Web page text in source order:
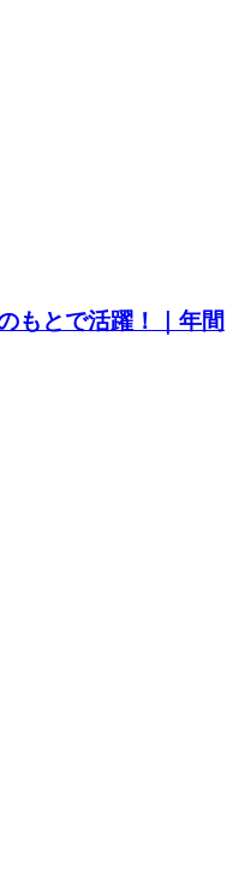
もとで活躍！｜年間